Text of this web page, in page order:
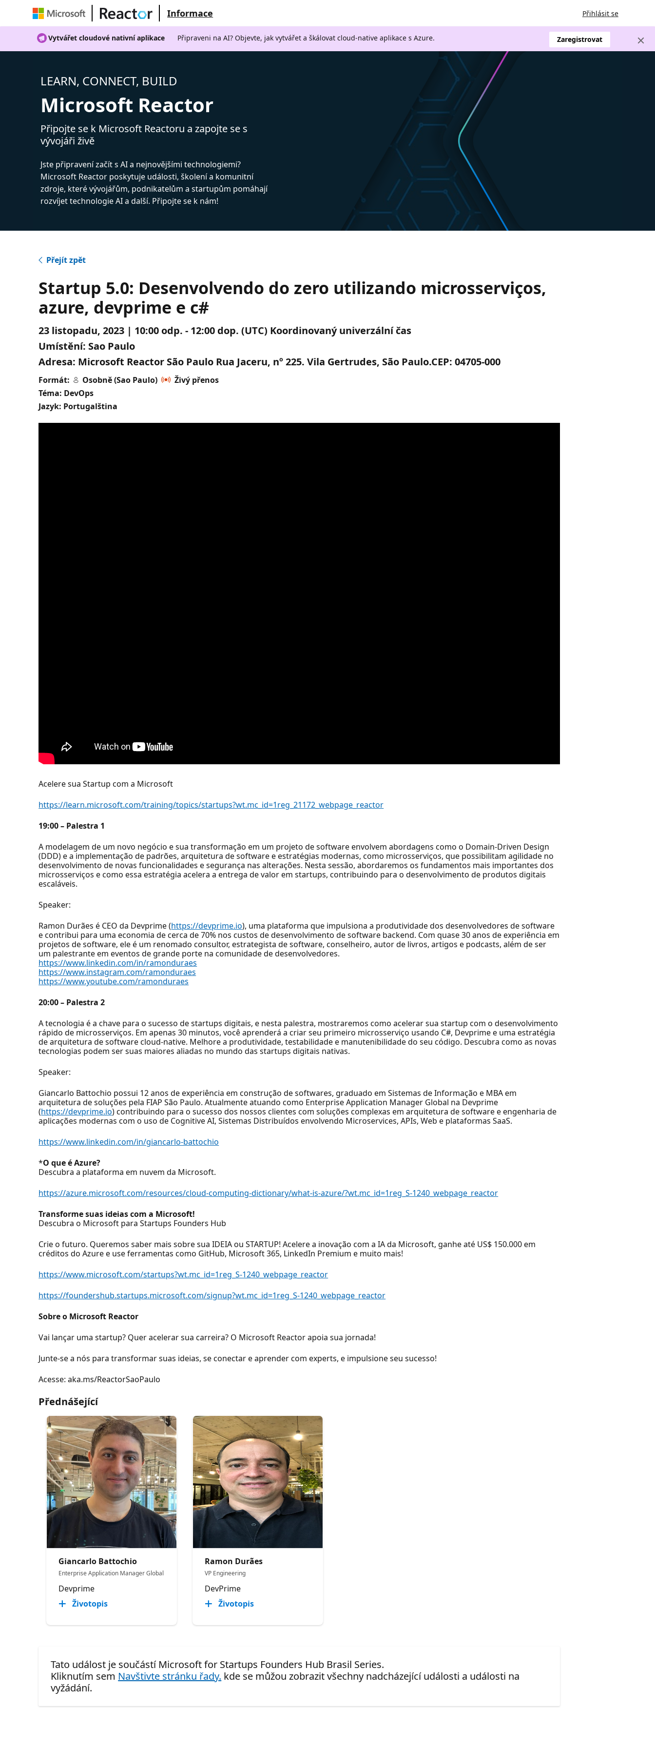
Informace Přihlásit se
Vytvářet cloudové nativní aplikace Připraveni na AI? Objevte, jak vytvářet a škálovat cloud-native aplikace s Azure. Zaregistrovat
LEARN, CONNECT, BUILD
Microsoft Reactor
Připojte se k Microsoft Reactoru a zapojte se s
vývojáři živě
Jste připravení začít s AI a nejnovějšími technologiemi?
Microsoft Reactor poskytuje události, školení a komunitní
zdroje, které vývojářům, podnikatelům a startupům pomáhají
rozvíjet technologie AI a další. Připojte se k nám!
Přejít zpět
Startup 5.0: Desenvolvendo do zero utilizando microsserviços,
azure, devprime e c#
23 listopadu, 2023 | 10:00 odp. - 12:00 dop. (UTC) Koordinovaný univerzální čas
Umístění: Sao Paulo
Adresa: Microsoft Reactor São Paulo Rua Jaceru, nº 225. Vila Gertrudes, São Paulo.CEP: 04705-000
Formát: Osobně (Sao Paulo)
Živý přenos
Téma: DevOps
Jazyk: Portugalština
Acelere sua Startup com a Microsoft
https://learn.microsoft.com/training/topics/startups?wt.mc_id=1reg_21172_webpage_reactor
19:00 – Palestra 1
A modelagem de um novo negócio e sua transformação em um projeto de software envolvem abordagens como o Domain-Driven Design
(DDD) e a implementação de padrões, arquitetura de software e estratégias modernas, como microsserviços, que possibilitam agilidade no
desenvolvimento de novas funcionalidades e segurança nas alterações. Nesta sessão, abordaremos os fundamentos mais importantes dos
microsserviços e como essa estratégia acelera a entrega de valor em startups, contribuindo para o desenvolvimento de produtos digitais
escaláveis.
Speaker:
Ramon Durães é CEO da Devprime (https://devprime.io), uma plataforma que impulsiona a produtividade dos desenvolvedores de software
e contribui para uma economia de cerca de 70% nos custos de desenvolvimento de software backend. Com quase 30 anos de experiência em
projetos de software, ele é um renomado consultor, estrategista de software, conselheiro, autor de livros, artigos e podcasts, além de ser
um palestrante em eventos de grande porte na comunidade de desenvolvedores.
https://www.linkedin.com/in/ramonduraes
https://www.instagram.com/ramonduraes
https://www.youtube.com/ramonduraes
20:00 – Palestra 2
A tecnologia é a chave para o sucesso de startups digitais, e nesta palestra, mostraremos como acelerar sua startup com o desenvolvimento
rápido de microsserviços. Em apenas 30 minutos, você aprenderá a criar seu primeiro microsserviço usando C#, Devprime e uma estratégia
de arquitetura de software cloud-native. Melhore a produtividade, testabilidade e manutenibilidade do seu código. Descubra como as novas
tecnologias podem ser suas maiores aliadas no mundo das startups digitais nativas.
Speaker:
Giancarlo Battochio possui 12 anos de experiência em construção de softwares, graduado em Sistemas de Informação e MBA em
arquitetura de soluções pela FIAP São Paulo. Atualmente atuando como Enterprise Application Manager Global na Devprime
(https://devprime.io) contribuindo para o sucesso dos nossos clientes com soluções complexas em arquitetura de software e engenharia de
aplicações modernas com o uso de Cognitive AI, Sistemas Distribuídos envolvendo Microservices, APIs, Web e plataformas SaaS.
https://www.linkedin.com/in/giancarlo-battochio
*O que é Azure?
Descubra a plataforma em nuvem da Microsoft.
https://azure.microsoft.com/resources/cloud-computing-dictionary/what-is-azure/?wt.mc_id=1reg_S-1240_webpage_reactor
Transforme suas ideias com a Microsoft!
Descubra o Microsoft para Startups Founders Hub
Crie o futuro. Queremos saber mais sobre sua IDEIA ou STARTUP! Acelere a inovação com a IA da Microsoft, ganhe até US$ 150.000 em
créditos do Azure e use ferramentas como GitHub, Microsoft 365, LinkedIn Premium e muito mais!
https://www.microsoft.com/startups?wt.mc_id=1reg_S-1240_webpage_reactor
https://foundershub.startups.microsoft.com/signup?wt.mc_id=1reg_S-1240_webpage_reactor
Sobre o Microsoft Reactor
Vai lançar uma startup? Quer acelerar sua carreira? O Microsoft Reactor apoia sua jornada!
Junte-se a nós para transformar suas ideias, se conectar e aprender com experts, e impulsione seu sucesso!
Acesse: aka.ms/ReactorSaoPaulo
Přednášející
Giancarlo Battochio
Enterprise Application Manager Global
Devprime
Životopis
Ramon Durães
VP Engineering
DevPrime
Životopis
Tato událost je součástí Microsoft for Startups Founders Hub Brasil Series.
Kliknutím sem Navštivte stránku řady. kde se můžou zobrazit všechny nadcházející události a události na
vyžádání.